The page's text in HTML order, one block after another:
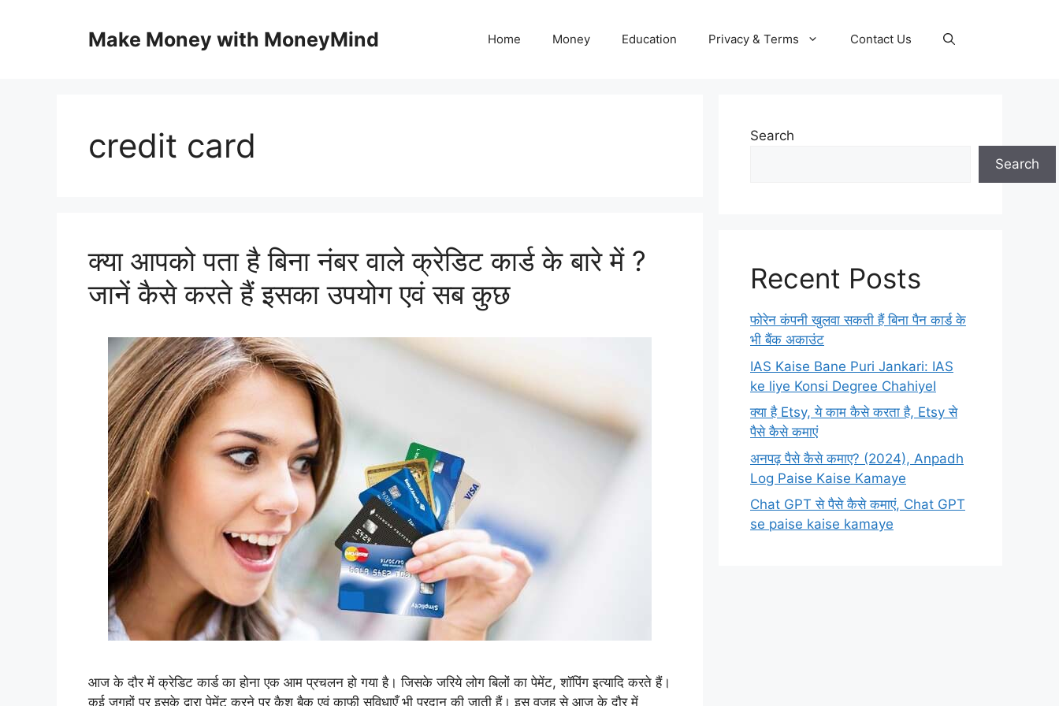
Make Money with MoneyMind Home Money Education Privacy & Terms Contact Us
credit card
क्या आपको पता है बिना नंबर वाले क्रेडिट कार्ड के बारे में ?
जानें कैसे करते हैं इसका उपयोग एवं सब कुछ
आज के दौर में क्रेडिट कार्ड का होना एक आम प्रचलन हो गया है। जिसके जरिये लोग बिलों का पेमेंट, शॉपिंग इत्यादि करते हैं।
कई जगहों पर इसके द्वारा पेमेंट करने पर कैश बैक एवं क़ाफी सुविधाएँ भी प्रदान की जाती हैं। इस वजह से आज के दौर में
Search
Search
Recent Posts
फोरेन कंपनी खुलवा सकती हैं बिना पैन कार्ड के
भी बैंक अकाउंट
IAS Kaise Bane Puri Jankari: IAS
ke liye Konsi Degree ChahiyeI
क्या है Etsy, ये काम कैसे करता है, Etsy से
पैसे कैसे कमाएं
अनपढ़ पैसे कैसे कमाए? (2024), Anpadh
Log Paise Kaise Kamaye
Chat GPT से पैसे कैसे कमाएं, Chat GPT
se paise kaise kamaye